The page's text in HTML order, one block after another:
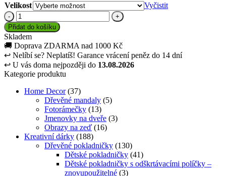
Velikost
Vyčistit
Dřevěný
obraz
na
zeď
-
Cesta
do
Mordoru
množství
Přidat do košíku
Skladem
🚚 Doprava ZDARMA nad 1000 Kč
↩ Nelíbí se? Neplatíš! Garance vrácení peněz do 14 dní
↩ U vás doma nejpozději do 13.08.2026
Kategorie produktu
Home Decor (37)
Dřevěné mandaly (5)
Fotorámečky (13)
Jmenovky na dveře (3)
Obrazy na zeď (16)
Kreativní dárky (188)
Dřevěné pokladničky (130)
Dětské pokladničky (41)
Dětské pokladničky s odškrtávacími políčky –
znovupoužitelné (3)